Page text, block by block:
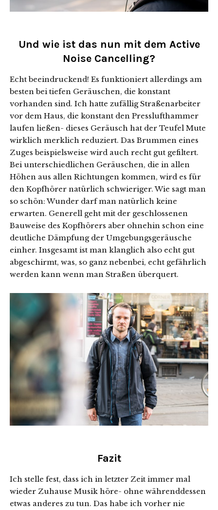
Und wie ist das nun mit dem Active
Noise Cancelling?
Echt beeindruckend! Es funktioniert allerdings am
besten bei tiefen Geräuschen, die konstant
vorhanden sind. Ich hatte zufällig Straßenarbeiter
vor dem Haus, die konstant den Presslufthammer
laufen ließen- dieses Geräusch hat der Teufel Mute
wirklich merklich reduziert. Das Brummen eines
Zuges beispielsweise wird auch recht gut gefiltert.
Bei unterschiedlichen Geräuschen, die in allen
Höhen aus allen Richtungen kommen, wird es für
den Kopfhörer natürlich schwieriger. Wie sagt man
so schön: Wunder darf man natürlich keine
erwarten. Generell geht mit der geschlossenen
Bauweise des Kopfhörers aber ohnehin schon eine
deutliche Dämpfung der Umgebungsgeräusche
einher. Insgesamt ist man klanglich also echt gut
abgeschirmt, was, so ganz nebenbei, echt gefährlich
werden kann wenn man Straßen überquert.
Fazit
Ich stelle fest, dass ich in letzter Zeit immer mal
wieder Zuhause Musik höre- ohne währenddessen
etwas anderes zu tun. Das habe ich vorher nie